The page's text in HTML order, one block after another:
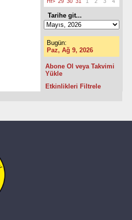
Tarihe git...
Bugün:
Paz, Ağ 9, 2026
Abone Ol veya Takvimi
Yükle
Etkinlikleri Filtrele